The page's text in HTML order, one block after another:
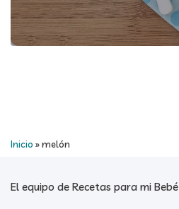
Inicio »melón
El equipo de Recetas para mi Bebé